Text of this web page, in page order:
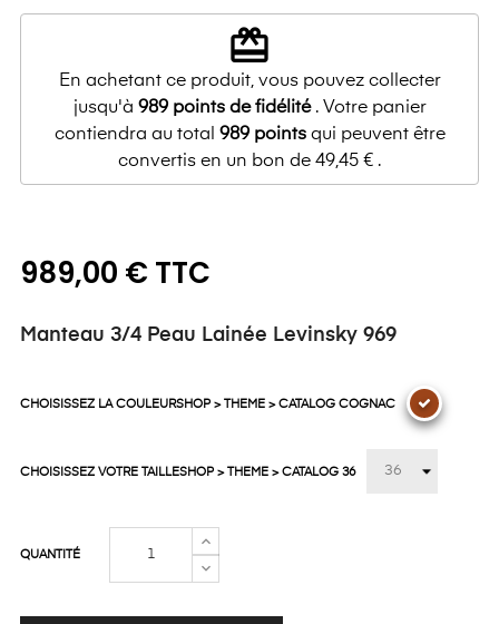
redeem
En achetant ce produit, vous pouvez collecter
jusqu'à 989points de fidélité. Votre panier
contiendra au total 989pointsqui peuvent être
convertis en un bon de 49,45 € .
989,00 € TTC
Manteau 3/4 Peau Lainée Levinsky 969
CHOISISSEZ LA COULEURSHOP > THEME > CATALOG COGNAC
CHOISISSEZ VOTRE TAILLESHOP > THEME > CATALOG 36
QUANTITÉ